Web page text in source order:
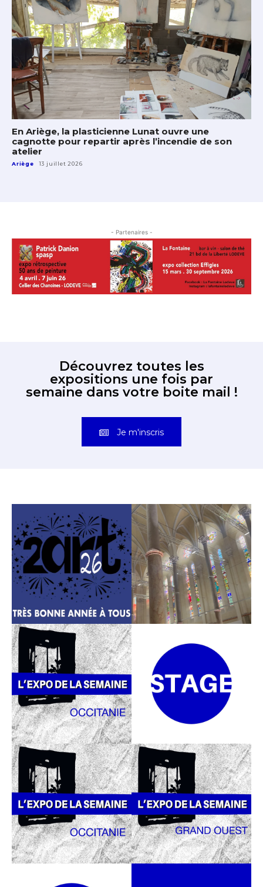
En Ariège, la plasticienne Lunat ouvre une
cagnotte pour repartir après l’incendie de son
atelier
Ariège 13 juillet 2026
- Partenaires -
Découvrez toutes les
expositions une fois par
semaine dans votre boite mail !
Je m'inscris